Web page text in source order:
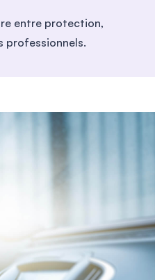
entre protection,
professionnels.